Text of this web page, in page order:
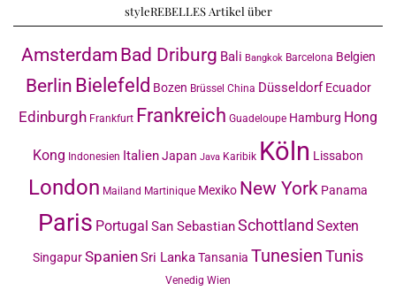
styleREBELLES Artikel über
Amsterdam Bad Driburg Bali Bangkok Barcelona Belgien
Berlin Bielefeld Bozen Brüssel China Düsseldorf Ecuador
Edinburgh Frankfurt Frankreich Guadeloupe Hamburg Hong
Kong Indonesien ItalienJapan Java Karibik Köln Lissabon
London Mailand Martinique Mexiko New York Panama
Paris Portugal San SebastianSchottland Sexten
SingapurSpanienSri LankaTansania TunesienTunis
Venedig Wien